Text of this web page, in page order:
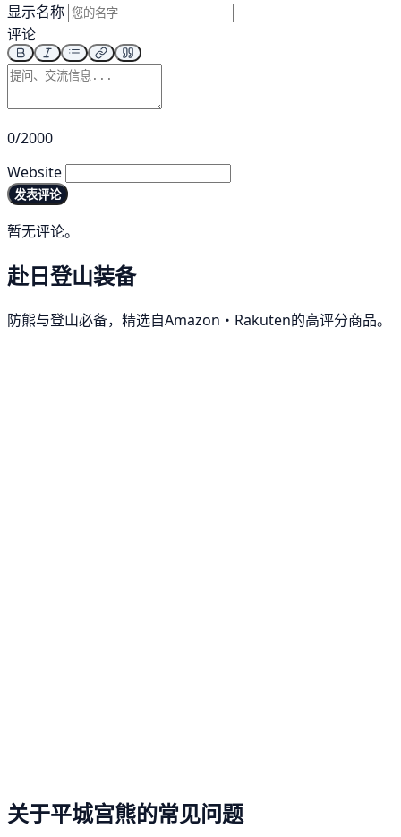
显示名称
评论
0/2000
Website
发表评论
暂无评论。
赴日登山装备
防熊与登山必备，精选自Amazon・Rakuten的高评分商品。
关于平城宫熊的常见问题